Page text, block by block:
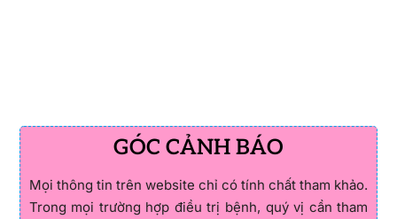
GÓC CẢNH BÁO
Mọi thông tin trên website chỉ có tính chất tham khảo.
Trong mọi trường hợp điều trị bệnh, quý vị cần tham